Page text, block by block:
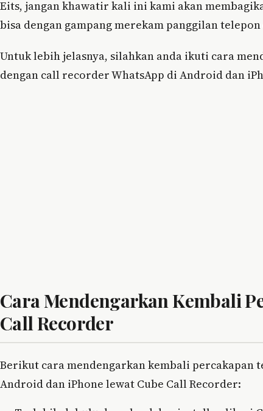
Eits, jangan khawatir kali ini kami akan
bisa dengan gampang merekam panggilan
Untuk lebih jelasnya, silahkan anda ikuti cara
dengan call recorder WhatsApp di Android dan
Cara Mendengarkan Kembali
Call Recorder
Berikut cara mendengarkan kembali percakapan
Android dan iPhone lewat Cube Call Recorder: